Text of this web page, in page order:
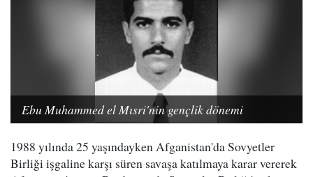
Ebu Muhammed el Mısri'nin gençlik dönemi
1988 yılında 25 yaşındayken Afganistan'da Sovyetler
Birliği işgaline karşı süren savaşa katılmaya karar vererek